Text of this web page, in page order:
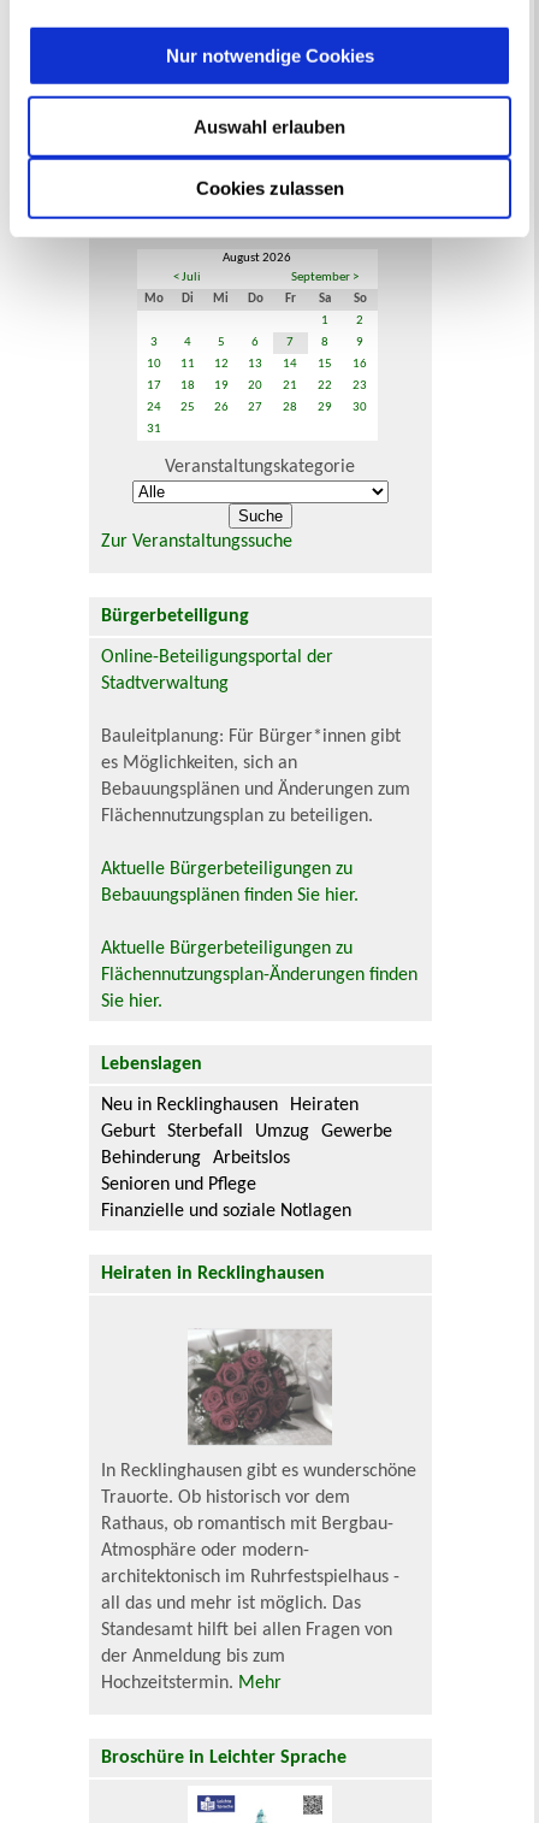
Cookies zulassen
Auswahl erlauben
Nur notwendige Cookies
E-Rechnung FAQ
Bürgerservice von A-Z
Ausweisstatus
August 2026
< Juli
September >
Mo
Di Mi Do Fr Sa
So
1
2
3
4 5 6 7 8
9
10
11 12 13 14 15
16
17
18 19 20 21 22
23
24
25 26 27 28 29
30
31
Veranstaltungskategorie
Zur Veranstaltungssuche
Bürgerbeteiligung
Online-Beteiligungsportal der
Stadtverwaltung
Bauleitplanung: Für Bürger*innen gibt
es Möglichkeiten, sich an
Bebauungsplänen und Änderungen zum
Flächennutzungsplan zu beteiligen.
Aktuelle Bürgerbeteiligungen zu
Bebauungsplänen finden Sie hier.
Aktuelle Bürgerbeteiligungen zu
Flächennutzungsplan-Änderungen finden
Sie hier.
Lebenslagen
Neu in Recklinghausen
Heiraten
Geburt
Sterbefall Umzug
Gewerbe
Behinderung
Arbeitslos
Senioren und Pflege
Finanzielle und soziale Notlagen
Heiraten in Recklinghausen
In Recklinghausen gibt es wunderschöne
Trauorte. Ob historisch vor dem
Rathaus, ob romantisch mit Bergbau-
Atmosphäre oder modern-
architektonisch im Ruhrfestspielhaus -
all das und mehr ist möglich. Das
Standesamt hilft bei allen Fragen von
der Anmeldung bis zum
Hochzeitstermin. Mehr
Broschüre in Leichter Sprache